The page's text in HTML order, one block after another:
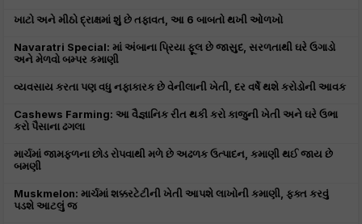
ખાટો અને મીઠો દ્રાક્ષમાં શું છે તફાવત, આ 6 બાબતો થખી ઓળખો
Navaratri Special: માં અંબાના પ્રિયા ફૂલ છે જાસુદ, સરળતાથી ઘરે ઉગાડો
અને મેળવો બમ્પર કમાણી
વ્યવસાય કરતા પણ વધુ નફાકારક છે વેનીલાની ખેતી, દર વર્ષે થશે કરોડોની આવક
Cashews Farming: આ વૈજ્ઞાનિક રીત થકી કરો કાજુની ખેતી અને ઘરે ઉભા
કરો પૈસાના ઢગલા
માર્ચમાં જામફળના છોડ રોપવાથી મળે છે અઢળક ઉત્પાદન, કમાણી થઈ જાય છે
બમણી
Muskmelon: માર્ચમાં શક્કરટેટીની ખેતી આપશે લાખોની કમાણી, ફક્ત કરવું
પડશે આટલું જ